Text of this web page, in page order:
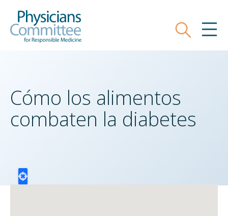
main
Search
Cómo los alimentos
combaten la diabetes